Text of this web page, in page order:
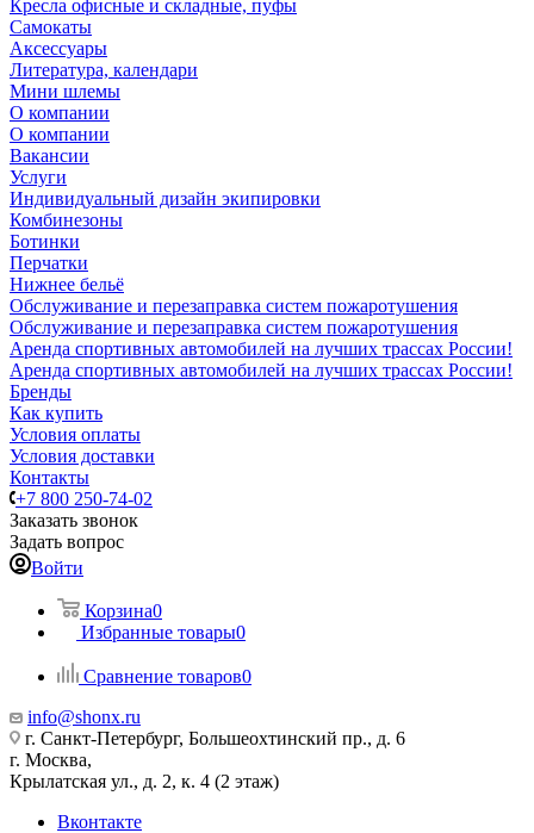
Кресла офисные и складные, пуфы
Самокаты
Аксессуары
Литература, календари
Мини шлемы
О компании
О компании
Вакансии
Услуги
Индивидуальный дизайн экипировки
Комбинезоны
Ботинки
Перчатки
Нижнее бельё
Обслуживание и перезаправка систем пожаротушения
Обслуживание и перезаправка систем пожаротушения
Аренда спортивных автомобилей на лучших трассах России!
Аренда спортивных автомобилей на лучших трассах России!
Бренды
Как купить
Условия оплаты
Условия доставки
Контакты
+7 800 250-74-02
Заказать звонок
Задать вопрос
Войти
Корзина0
Избранные товары0
Сравнение товаров0
info@shonx.ru
г. Санкт-Петербург, Большеохтинский пр., д. 6
г. Москва,
Крылатская ул., д. 2, к. 4 (2 этаж)
Вконтакте